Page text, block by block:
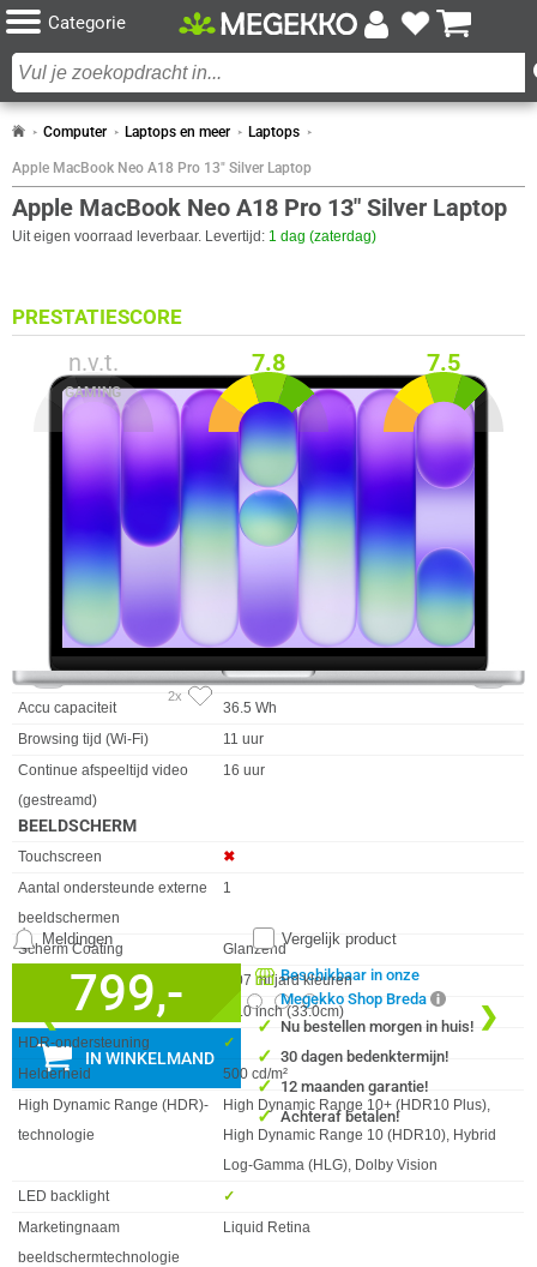
Categorie
Computer Laptops en meer Laptops
Apple MacBook Neo A18 Pro 13" Silver Laptop
Apple MacBook Neo A18 Pro 13" Silver Laptop
Uit eigen voorraad leverbaar. Levertijd: 1 dag (zaterdag)
❮ ❯
2x
799,-
IN WINKELMAND
Beschikbaar in onze
Megekko Shop Breda
✓ Nu bestellen morgen in huis!
✓ 30 dagen bedenktermijn!
✓ 12 maanden garantie!
✓ Achteraf betalen!
Vergelijk product
Meldingen
PRESTATIESCORE
n.v.t.
GAMING
7.8
SCHOOL­GEBRUIK
7.5
ZAKELIJK GEBRUIK
SPECIFICATIES
DESIGN
Waarde
2026
Introductie maand
Gebruik
Home en Office
Vormfactor
Clamshell
ACCU/BATTERIJ
Eigenschap Waarde
Accu capaciteit
36.5 Wh
Browsing tijd (Wi-Fi)
11 uur
Continue afspeeltijd video
(gestreamd)
16 uur
BEELDSCHERM
Eigenschap
Touchscreen
✖︎
Aantal ondersteunde externe
beeldschermen
1
Scherm Coating
Glanzend
Beeldscherm, aantal kleuren
1,07 miljard kleuren
Scherm Diagonaal
13.0 inch (33.0cm)
HDR-ondersteuning
✓︎
Helderheid
500 cd/m²
High Dynamic Range (HDR)-
technologie
High Dynamic Range 10+ (HDR10 Plus),
High Dynamic Range 10 (HDR10), Hybrid
Log-Gamma (HLG), Dolby Vision
LED backlight
✓︎
Marketingnaam
beeldschermtechnologie
Liquid Retina